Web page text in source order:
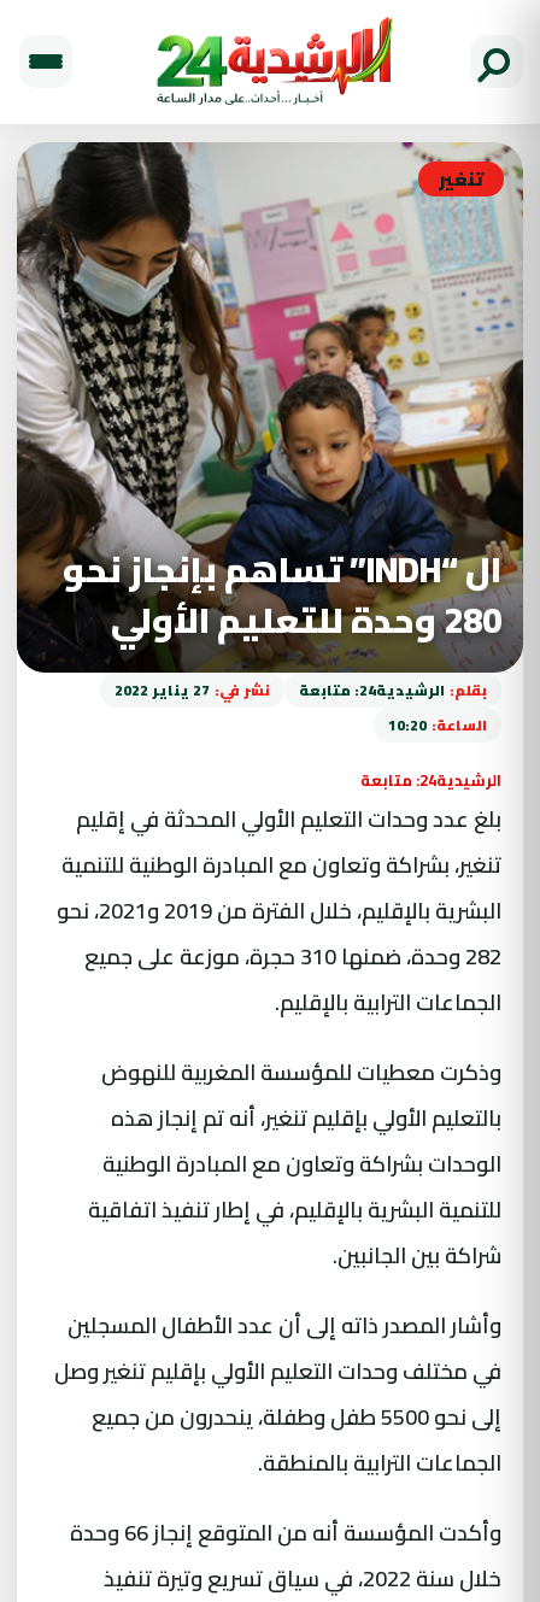
تنغير
ال “INDH” تساهم بإنجاز نحو
280 وحدة للتعليم الأولي
بقلم: الرشيدية24: متابعة نشر في: 27 يناير 2022
الساعة: 10:20
الرشيدية24: متابعة
بلغ عدد وحدات التعليم الأولي المحدثة في إقليم
تنغير، بشراكة وتعاون مع المبادرة الوطنية للتنمية
البشرية بالإقليم، خلال الفترة من 2019 و2021، نحو
282 وحدة، ضمنها 310 حجرة، موزعة على جميع
الجماعات الترابية بالإقليم.
وذكرت معطيات للمؤسسة المغربية للنهوض
بالتعليم الأولي بإقليم تنغير، أنه تم إنجاز هذه
الوحدات بشراكة وتعاون مع المبادرة الوطنية
للتنمية البشرية بالإقليم، في إطار تنفيذ اتفاقية
شراكة بين الجانبين.
وأشار المصدر ذاته إلى أن عدد الأطفال المسجلين
في مختلف وحدات التعليم الأولي بإقليم تنغير وصل
إلى نحو 5500 طفل وطفلة، ينحدرون من جميع
الجماعات الترابية بالمنطقة.
وأكدت المؤسسة أنه من المتوقع إنجاز 66 وحدة
خلال سنة 2022، في سياق تسريع وتيرة تنفيذ